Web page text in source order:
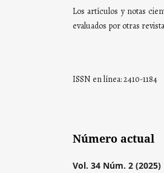
Los artículos y notas
evaluados por otras
ISSN en línea: 2410-1184
Número actual
Vol. 34 Núm. 2 (2025)